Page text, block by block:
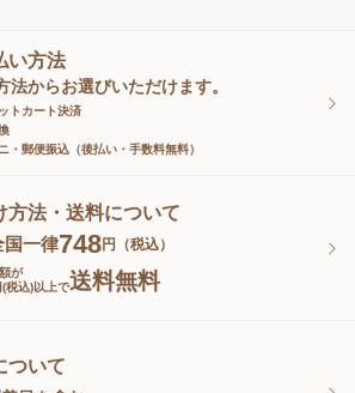
ッズ
い方法
法からお選びいただけます。
トカート決済
・郵便振込（後払い・手数料無料）
方法・送料について
国一律748円（税込）
が
税込)以上で送料無料
ついて